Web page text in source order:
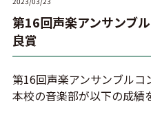
第16回声楽アンサンブ
良賞
第16回声楽アンサンブルコ
本校の音楽部が以下の成績